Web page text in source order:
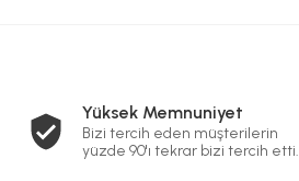
Yüksek Memnuniyet
Bizi tercih eden müşterilerin
yüzde 90'ı tekrar bizi tercih etti.